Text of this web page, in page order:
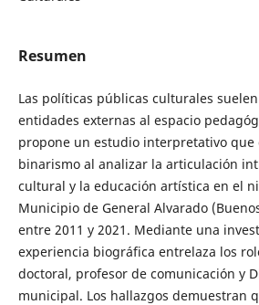
Resumen
Las políticas públicas culturales
entidades externas al espacio
propone un estudio interpretativo que
binarismo al analizar la articulación
cultural y la educación artística en el
Municipio de General Alvarado
entre 2011 y 2021. Mediante una
experiencia biográfica entrelaza los
doctoral, profesor de comunicación y
municipal. Los hallazgos demuestran